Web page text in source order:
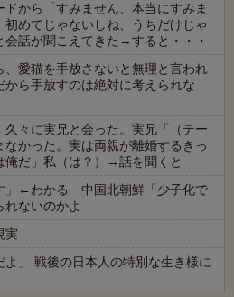
から「すみません、本当にすみま
めてじゃないしね、うちだけじゃ
会話が聞こえてきた→すると・・・
愛猫を手放さないと無理と言われ
ら手放すのは絶対に考えられな
々に実兄と会った。実兄「（テー
かった。実は両親が離婚するきっ
俺だ」私（は？）→話を聞くと
」←わかる 中国北朝鮮「少子化で
ないのかよ
実
」 戦後の日本人の特別な生き様に